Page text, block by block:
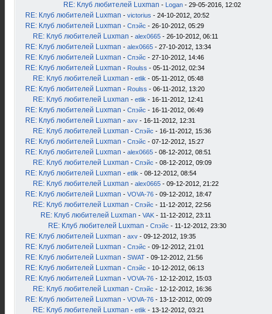
RE: Клуб любителей Luxman - Logan - 29-05-2016, 12:02
RE: Клуб любителей Luxman - victorius - 24-10-2012, 20:52
RE: Клуб любителей Luxman - Спэйс - 26-10-2012, 05:29
RE: Клуб любителей Luxman - alex0665 - 26-10-2012, 06:11
RE: Клуб любителей Luxman - alex0665 - 27-10-2012, 13:34
RE: Клуб любителей Luxman - Спэйс - 27-10-2012, 14:46
RE: Клуб любителей Luxman - Roulss - 05-11-2012, 02:34
RE: Клуб любителей Luxman - etlik - 05-11-2012, 05:48
RE: Клуб любителей Luxman - Roulss - 06-11-2012, 13:20
RE: Клуб любителей Luxman - etlik - 16-11-2012, 12:41
RE: Клуб любителей Luxman - Спэйс - 16-11-2012, 06:49
RE: Клуб любителей Luxman - axv - 16-11-2012, 12:31
RE: Клуб любителей Luxman - Спэйс - 16-11-2012, 15:36
RE: Клуб любителей Luxman - Спэйс - 07-12-2012, 15:27
RE: Клуб любителей Luxman - alex0665 - 08-12-2012, 08:51
RE: Клуб любителей Luxman - Спэйс - 08-12-2012, 09:09
RE: Клуб любителей Luxman - etlik - 08-12-2012, 08:54
RE: Клуб любителей Luxman - alex0665 - 09-12-2012, 21:22
RE: Клуб любителей Luxman - VOVA-76 - 09-12-2012, 18:47
RE: Клуб любителей Luxman - Спэйс - 11-12-2012, 22:56
RE: Клуб любителей Luxman - VAK - 11-12-2012, 23:11
RE: Клуб любителей Luxman - Спэйс - 11-12-2012, 23:30
RE: Клуб любителей Luxman - axv - 09-12-2012, 19:35
RE: Клуб любителей Luxman - Спэйс - 09-12-2012, 21:01
RE: Клуб любителей Luxman - SWAT - 09-12-2012, 21:56
RE: Клуб любителей Luxman - Спэйс - 10-12-2012, 06:13
RE: Клуб любителей Luxman - VOVA-76 - 12-12-2012, 15:03
RE: Клуб любителей Luxman - Спэйс - 12-12-2012, 16:36
RE: Клуб любителей Luxman - VOVA-76 - 13-12-2012, 00:09
RE: Клуб любителей Luxman - etlik - 13-12-2012, 03:21